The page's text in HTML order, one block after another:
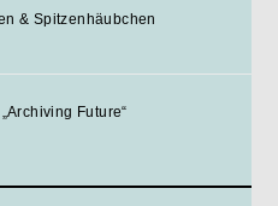
& Spitzenhäubchen
Future“